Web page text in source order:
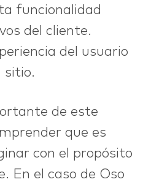
funcionalidad
del cliente.
del usuario
sitio.
de este
que es
con el propósito
En el caso de Oso